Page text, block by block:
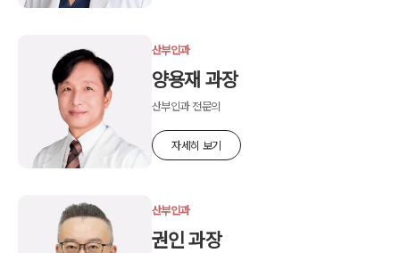
산부인과
양용재 과장
산부인과 전문의
자세히 보기
산부인과
권인 과장